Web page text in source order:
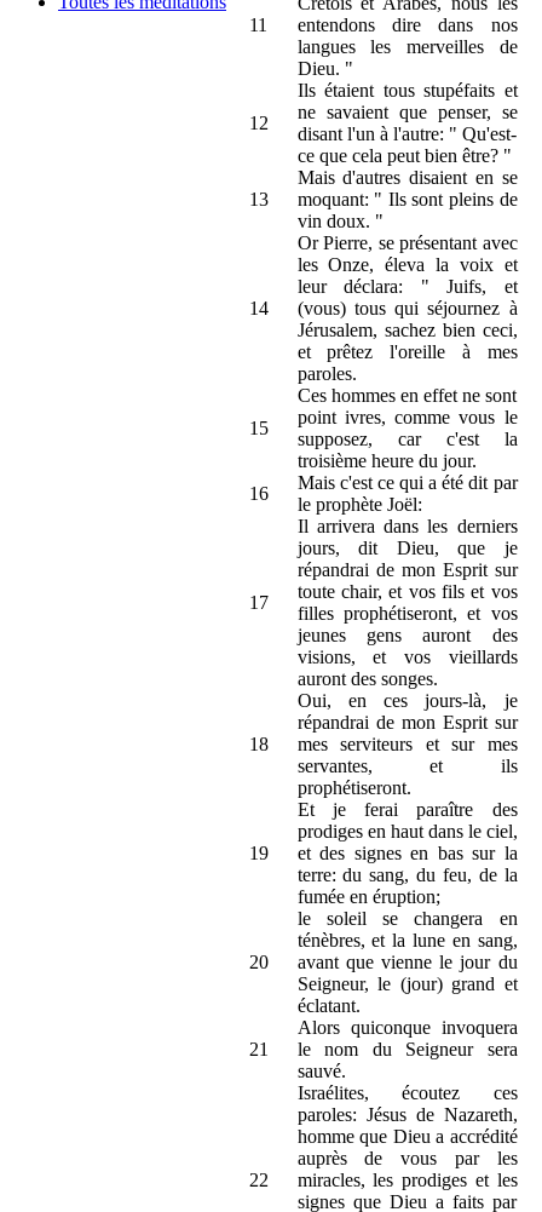
11
entendons dire dans nos
langues les merveilles de
Dieu. "
12
Ils étaient tous stupéfaits et
ne savaient que penser, se
disant l'un à l'autre: " Qu'est-
ce que cela peut bien être? "
13
Mais d'autres disaient en se
moquant: " Ils sont pleins de
vin doux. "
14
Or Pierre, se présentant avec
les Onze, éleva la voix et
leur déclara: " Juifs, et
(vous) tous qui séjournez à
Jérusalem, sachez bien ceci,
et prêtez l'oreille à mes
paroles.
15
Ces hommes en effet ne sont
point ivres, comme vous le
supposez, car c'est la
troisième heure du jour.
16
Mais c'est ce qui a été dit par
le prophète Joël:
17
Il arrivera dans les derniers
jours, dit Dieu, que je
répandrai de mon Esprit sur
toute chair, et vos fils et vos
filles prophétiseront, et vos
jeunes gens auront des
visions, et vos vieillards
auront des songes.
18
Oui, en ces jours-là, je
répandrai de mon Esprit sur
mes serviteurs et sur mes
servantes, et ils
prophétiseront.
19
Et je ferai paraître des
prodiges en haut dans le ciel,
et des signes en bas sur la
terre: du sang, du feu, de la
fumée en éruption;
20
le soleil se changera en
ténèbres, et la lune en sang,
avant que vienne le jour du
Seigneur, le (jour) grand et
éclatant.
21
Alors quiconque invoquera
le nom du Seigneur sera
sauvé.
22
Israélites, écoutez ces
paroles: Jésus de Nazareth,
homme que Dieu a accrédité
auprès de vous par les
miracles, les prodiges et les
signes que Dieu a faits par